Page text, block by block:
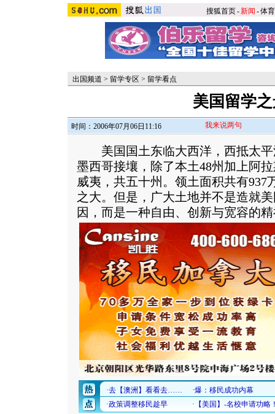
搜狐首页-新闻 -体育
出国频道 > 留学专区 > 留学看点
美国留学
时间：2006年07月06日11:16 我来说两句
美国国土东临大西洋，西抵太平
墨西哥接壤，除了本土48州加上阿
威夷，共五十州。领土面积共有937
之大。但是，广大土地并不是造就
因，而是一种自由、创新与宽容的